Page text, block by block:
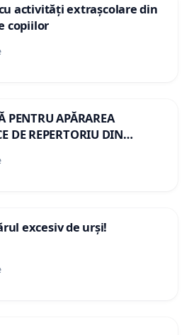
activități extrașcolare din
copiilor
PENTRU APĂRAREA
DE REPERTORIU DIN
excesiv de urși!